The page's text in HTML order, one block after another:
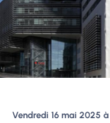
Vendredi 16 mai 2025